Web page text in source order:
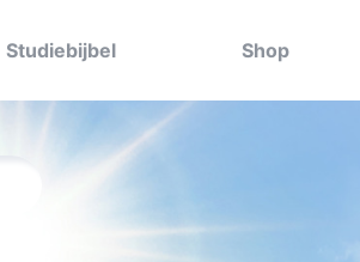
Studiebijbel Shop